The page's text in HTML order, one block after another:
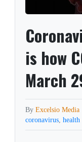
is how
March
ByExcelsio Media
coronavirus,health